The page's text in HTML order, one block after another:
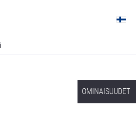
OMINAISUUDET